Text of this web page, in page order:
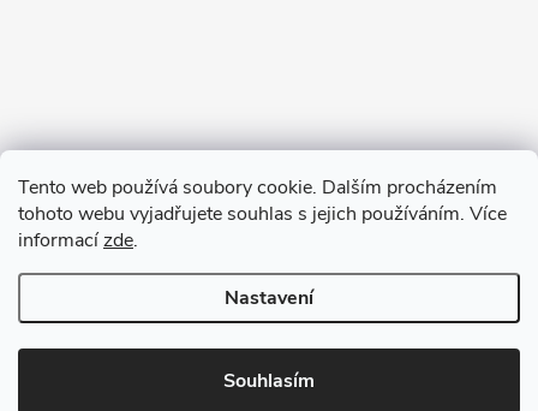
Tento web používá soubory cookie. Dalším procházením
tohoto webu vyjadřujete souhlas s jejich používáním. Více
informacízde.
Nastavení
Souhlasím
Copyright 2026VV DESIGN. Všechna práva vyhrazena.Upravit
nastavení cookies